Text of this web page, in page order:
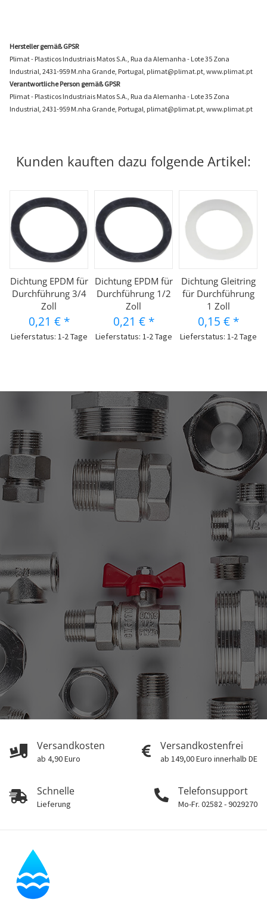
Hersteller gemäß GPSR
Plimat - Plasticos Industriais Matos S.A., Rua da Alemanha - Lote 35 Zona
Industrial, 2431-959 M.nha Grande, Portugal, plimat@plimat.pt, www.plimat.pt
Verantwortliche Person gemäß GPSR
Plimat - Plasticos Industriais Matos S.A., Rua da Alemanha - Lote 35 Zona
Industrial, 2431-959 M.nha Grande, Portugal, plimat@plimat.pt, www.plimat.pt
Kunden kauften dazu folgende Artikel:
Dichtung EPDM für
Durchführung 3/4
Zoll
0,21 € *
Lieferstatus: 1-2 Tage
Dichtung EPDM für
Durchführung 1/2
Zoll
0,21 € *
Lieferstatus: 1-2 Tage
Dichtung Gleitring
für Durchführung
1 Zoll
0,15 € *
Lieferstatus: 1-2 Tage
Versandkosten
ab 4,90 Euro
Versandkostenfrei
ab 149,00 Euro innerhalb DE
Schnelle
Lieferung
Telefonsupport
Mo-Fr. 02582 - 9029270